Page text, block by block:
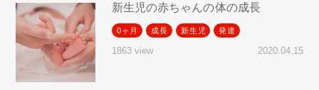
新生児の赤ちゃんの体の成長
0ヶ月 成長 新生児 発達
1863 view 2020.04.15